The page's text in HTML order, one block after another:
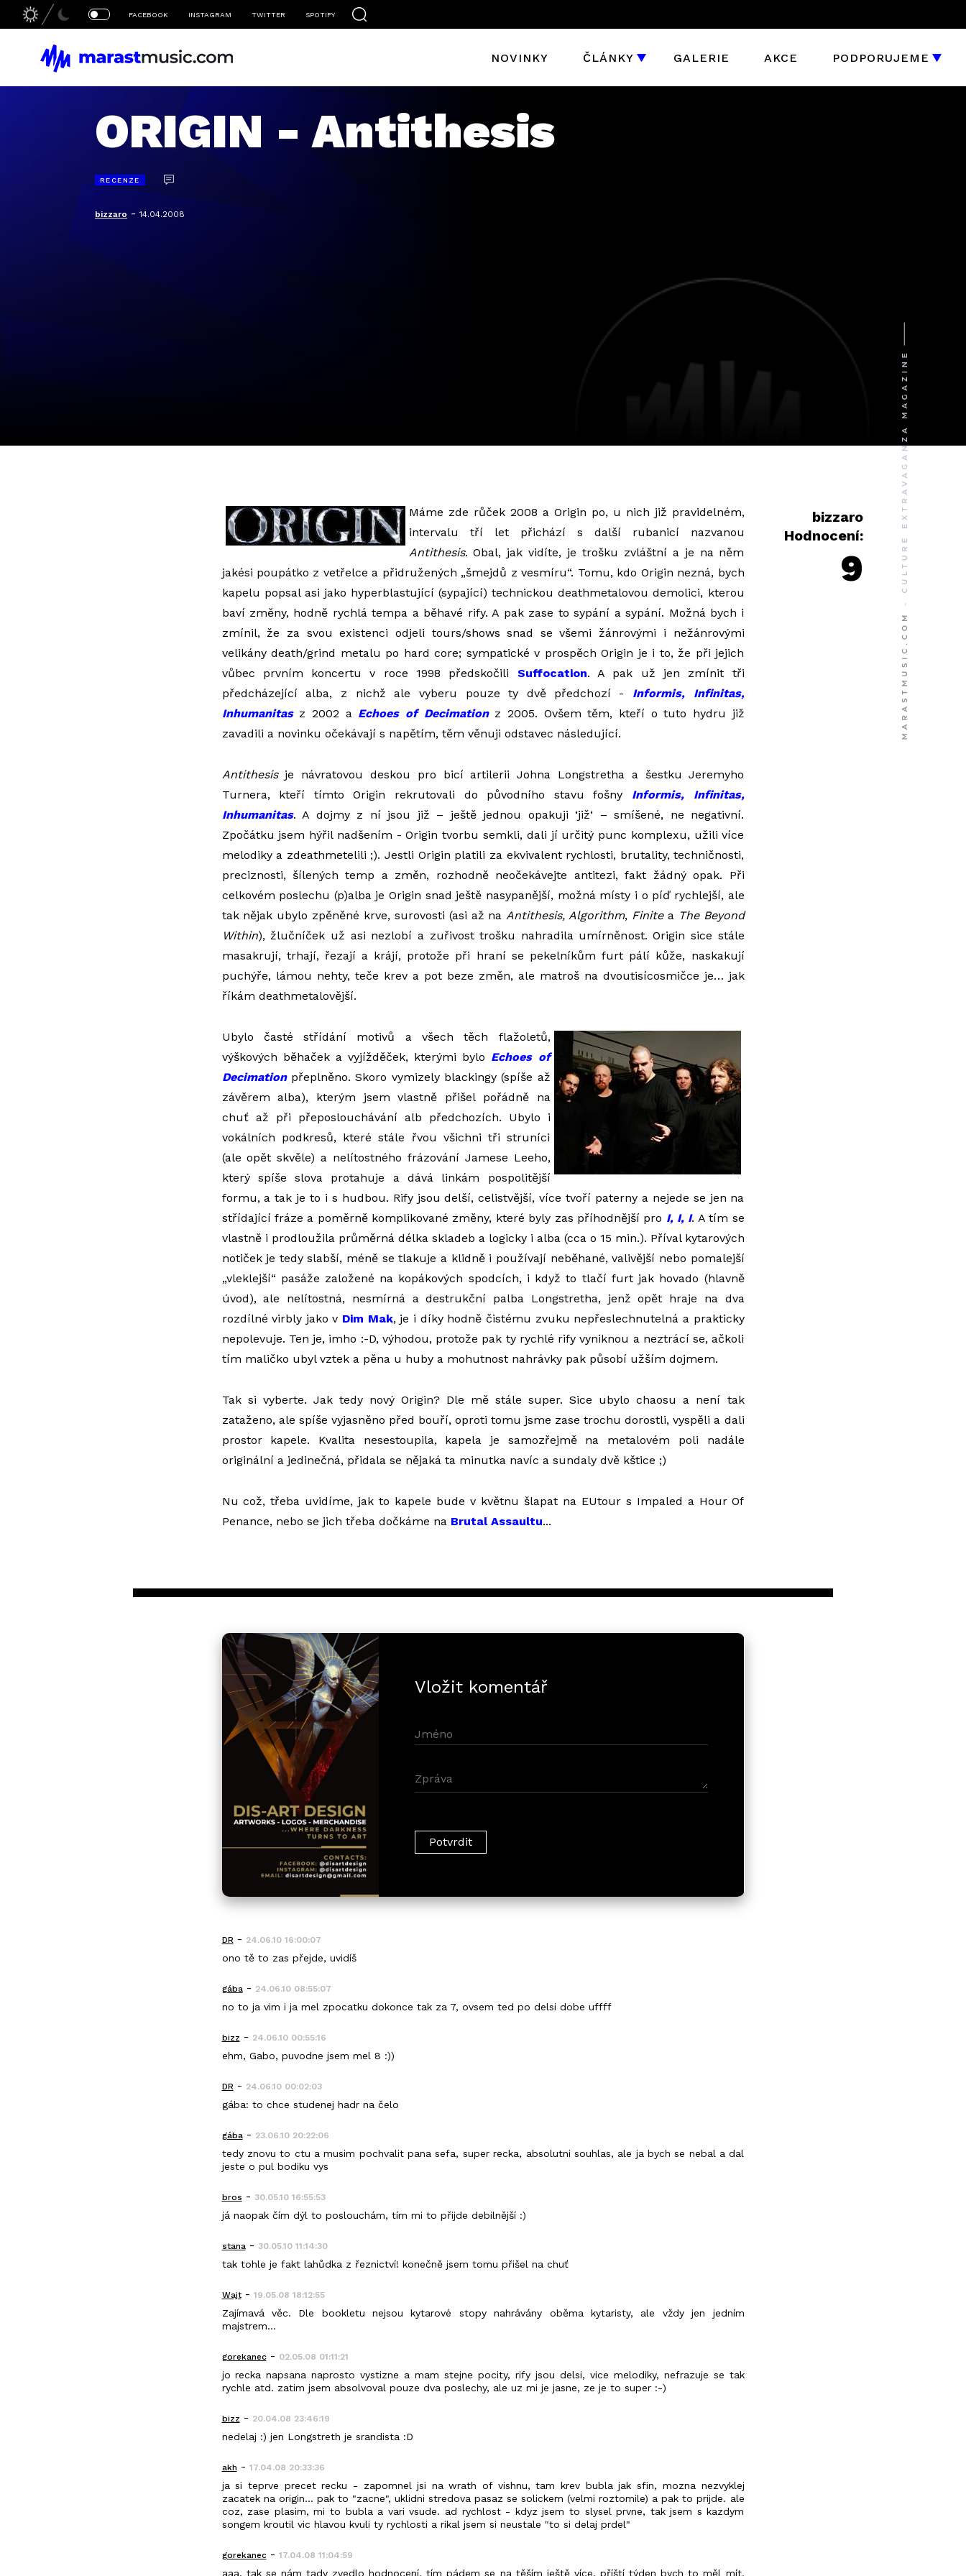
FACEBOOK INSTAGRAM TWITTER SPOTIFY
NOVINKY ČLÁNKY GALERIE AKCE PODPORUJEME
ORIGIN - Antithesis
RECENZE
bizzaro -14.04.2008
bizzaro
Hodnocení:
9
Máme zde růček 2008 a Origin po, u nich již pravidelném,
intervalu tří let přichází s další rubanicí nazvanou
Antithesis. Obal, jak vidíte, je trošku zvláštní a je na něm
jakési poupátko z vetřelce a přidružených „šmejdů z vesmíru“. Tomu, kdo Origin nezná, bych
kapelu popsal asi jako hyperblastující (sypající) technickou deathmetalovou demolici, kterou
baví změny, hodně rychlá tempa a běhavé rify. A pak zase to sypání a sypání. Možná bych i
zmínil, že za svou existenci odjeli tours/shows snad se všemi žánrovými i nežánrovými
velikány death/grind metalu po hard core; sympatické v prospěch Origin je i to, že při jejich
vůbec prvním koncertu v roce 1998 předskočili Suffocation. A pak už jen zmínit tři
předcházející alba, z nichž ale vyberu pouze ty dvě předchozí - Informis, Infinitas,
Inhumanitasz 2002 a Echoes of Decimationz 2005. Ovšem těm, kteří o tuto hydru již
zavadili a novinku očekávají s napětím, těm věnuji odstavec následující.
Antithesisje návratovou deskou pro bicí artilerii Johna Longstretha a šestku Jeremyho
Turnera, kteří tímto Origin rekrutovali do původního stavu fošny Informis, Infinitas,
Inhumanitas. A dojmy z ní jsou již – ještě jednou opakuji ‘již‘ – smíšené, ne negativní.
Zpočátku jsem hýřil nadšením - Origin tvorbu semkli, dali jí určitý punc komplexu, užili více
melodiky a zdeathmetelili ;). Jestli Origin platili za ekvivalent rychlosti, brutality, techničnosti,
preciznosti, šílených temp a změn, rozhodně neočekávejte antitezi, fakt žádný opak. Při
celkovém poslechu (p)alba je Origin snad ještě nasypanější, možná místy i o píď rychlejší, ale
tak nějak ubylo zpěněné krve, surovosti (asi až naAntithesis, Algorithm, Finitea The Beyond
Within), žlučníček už asi nezlobí a zuřivost trošku nahradila umírněnost. Origin sice stále
masakrují, trhají, řezají a krájí, protože při hraní se pekelníkům furt pálí kůže, naskakují
puchýře, lámou nehty, teče krev a pot beze změn, ale matroš na dvoutisícosmičce je… jak
říkám deathmetalovější.
Ubylo časté střídání motivů a všech těch flažoletů,
výškových běhaček a vyjížděček, kterými bylo Echoes of
Decimationpřeplněno. Skoro vymizely blackingy (spíše až
závěrem alba), kterým jsem vlastně přišel pořádně na
chuť až při přeposlouchávání alb předchozích. Ubylo i
vokálních podkresů, které stále řvou všichni tři struníci
(ale opět skvěle) a nelítostného frázování Jamese Leeho,
který spíše slova protahuje a dává linkám pospolitější
formu, a tak je to i s hudbou. Rify jsou delší, celistvější, více tvoří paterny a nejede se jen na
střídající fráze a poměrně komplikované změny, které byly zas příhodnější pro I, I, I. A tím se
vlastně i prodloužila průměrná délka skladeb a logicky i alba (cca o 15 min.). Příval kytarových
notiček je tedy slabší, méně se tlakuje a klidně i používají neběhané, valivější nebo pomalejší
„vleklejší“ pasáže založené na kopákových spodcích, i když to tlačí furt jak hovado (hlavně
úvod), ale nelítostná, nesmírná a destrukční palba Longstretha, jenž opět hraje na dva
rozdílné virbly jako v Dim Mak, je i díky hodně čistému zvuku nepřeslechnutelná a prakticky
nepolevuje. Ten je, imho :-D, výhodou, protože pak ty rychlé rify vyniknou a neztrácí se, ačkoli
tím maličko ubyl vztek a pěna u huby a mohutnost nahrávky pak působí užším dojmem.
Tak si vyberte. Jak tedy nový Origin? Dle mě stále super. Sice ubylo chaosu a není tak
zataženo, ale spíše vyjasněno před bouří, oproti tomu jsme zase trochu dorostli, vyspěli a dali
prostor kapele. Kvalita nesestoupila, kapela je samozřejmě na metalovém poli nadále
originální a jedinečná, přidala se nějaká ta minutka navíc a sundaly dvě kštice ;)
Nu což, třeba uvidíme, jak to kapele bude v květnu šlapat na EUtour s Impaled a Hour Of
Penance, nebo se jich třeba dočkáme na Brutal Assaultu...
Vložit komentář
DR- 24.06.10 16:00:07
ono tě to zas přejde, uvidíš
gába- 24.06.10 08:55:07
no to ja vim i ja mel zpocatku dokonce tak za 7, ovsem ted po delsi dobe uffff
bizz- 24.06.10 00:55:16
ehm, Gabo, puvodne jsem mel 8 :))
DR- 24.06.10 00:02:03
gába: to chce studenej hadr na čelo
gába- 23.06.10 20:22:06
tedy znovu to ctu a musim pochvalit pana sefa, super recka, absolutni souhlas, ale ja bych se nebal a dal
jeste o pul bodiku vys
bros - 30.05.10 16:55:53
já naopak čím dýl to poslouchám, tím mi to přijde debilnější :)
stana- 30.05.10 11:14:30
tak tohle je fakt lahůdka z řeznictví! konečně jsem tomu přišel na chuť
Wajt- 19.05.08 18:12:55
Zajímavá věc. Dle bookletu nejsou kytarové stopy nahrávány oběma kytaristy, ale vždy jen jedním
majstrem...
gorekanec- 02.05.08 01:11:21
jo recka napsana naprosto vystizne a mam stejne pocity, rify jsou delsi, vice melodiky, nefrazuje se tak
rychle atd. zatim jsem absolvoval pouze dva poslechy, ale uz mi je jasne, ze je to super :-)
bizz- 20.04.08 23:46:19
nedelaj :) jen Longstreth je srandista :D
akh - 17.04.08 20:33:36
ja si teprve precet recku - zapomnel jsi na wrath of vishnu, tam krev bubla jak sfin, mozna nezvyklej
zacatek na origin... pak to "zacne", uklidni stredova pasaz se solickem (velmi roztomile) a pak to prijde. ale
coz, zase plasim, mi to bubla a vari vsude. ad rychlost - kdyz jsem to slysel prvne, tak jsem s kazdym
songem kroutil vic hlavou kvuli ty rychlosti a rikal jsem si neustale "to si delaj prdel"
gorekanec- 17.04.08 11:04:59
aaa, tak se nám tady zvedlo hodnocení, tím pádem se na těším ještě více, příští týden bych to měl mít.